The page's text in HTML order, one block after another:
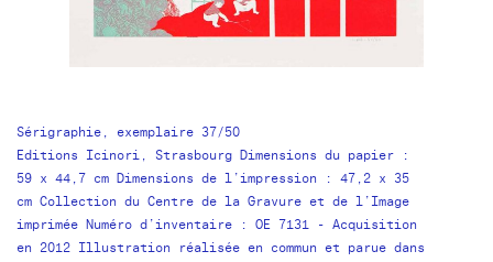
Sérigraphie, exemplaire 37/50
Editions Icinori, Strasbourg Dimensions du papier :
59 x 44,7 cm Dimensions de l’impression : 47,2 x 35
cm Collection du Centre de la Gravure et de l’Image
imprimée Numéro d’inventaire : OE 7131 - Acquisition
en 2012 Illustration réalisée en commun et parue dans